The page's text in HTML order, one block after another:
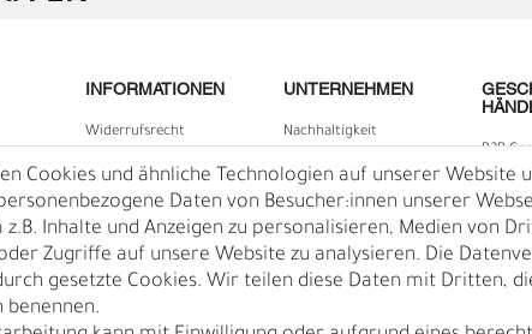
INFORMATIONEN
Widerrufs­recht
Impressum
Daten­schutz­erklärung
AGB
Blog
Vertrag
UNTERNEHMEN
Nachhaltigkeit
Kontakt
Über uns
Rückgabe
Gürtelgröße messen
B2B
Cookies und ähnliche Technologien auf unserer Website
Daten von Besucher:innen unserer
z.B. Inhalte und Anzeigen zu personalisieren, Medien von
Zugriffe auf unsere Website zu analysieren. Die
gesetzte Cookies. Wir teilen diese Daten mit Dritten,
benennen.